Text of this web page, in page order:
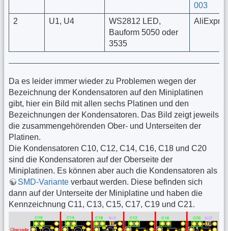
003
2
U1, U4
WS2812 LED,
Bauform 5050 oder
3535
Da es leider immer wieder zu Problemen wegen der
Bezeichnung der Kondensatoren auf den Miniplatinen
gibt, hier ein Bild mit allen sechs Platinen und den
Bezeichnungen der Kondensatoren. Das Bild zeigt jeweils
die zusammengehörenden Ober- und Unterseiten der
Platinen.
Die Kondensatoren C10, C12, C14, C16, C18 und C20
sind die Kondensatoren auf der Oberseite der
Miniplatinen. Es können aber auch die Kondensatoren als
SMD-Variante verbaut werden. Diese befinden sich
dann auf der Unterseite der Miniplatine und haben die
Kennzeichnung C11, C13, C15, C17, C19 und C21.